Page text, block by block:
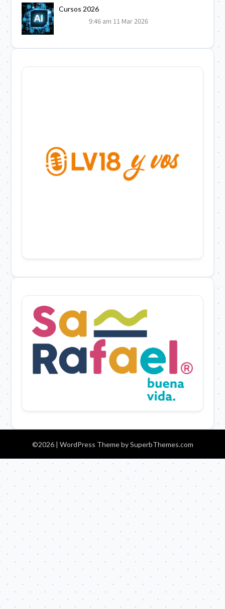
Cursos 2026
9:46 am 11 Mar 2026
©2026 | WordPress Theme bySuperbThemes.com